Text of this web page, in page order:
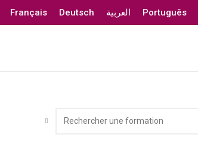
Français Deutsch العربية Português